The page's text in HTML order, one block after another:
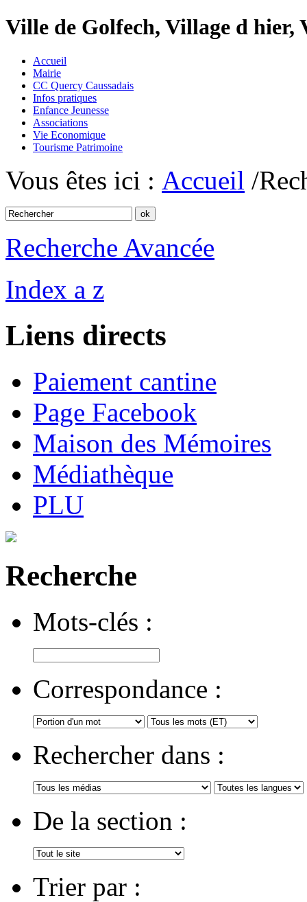
Ville de Golfech, Village d
Accueil
Mairie
CC Quercy Caussadais
Infos pratiques
Enfance Jeunesse
Associations
Vie Economique
Tourisme Patrimoine
Vous êtes ici : Accueil /
Recherche Avancée
Index a z
Liens directs
Paiement cantine
Page Facebook
Maison des Mémoires
Médiathèque
PLU
Recherche
Mots-clés :
Correspondance :
Rechercher dans :
De la section :
Trier par :